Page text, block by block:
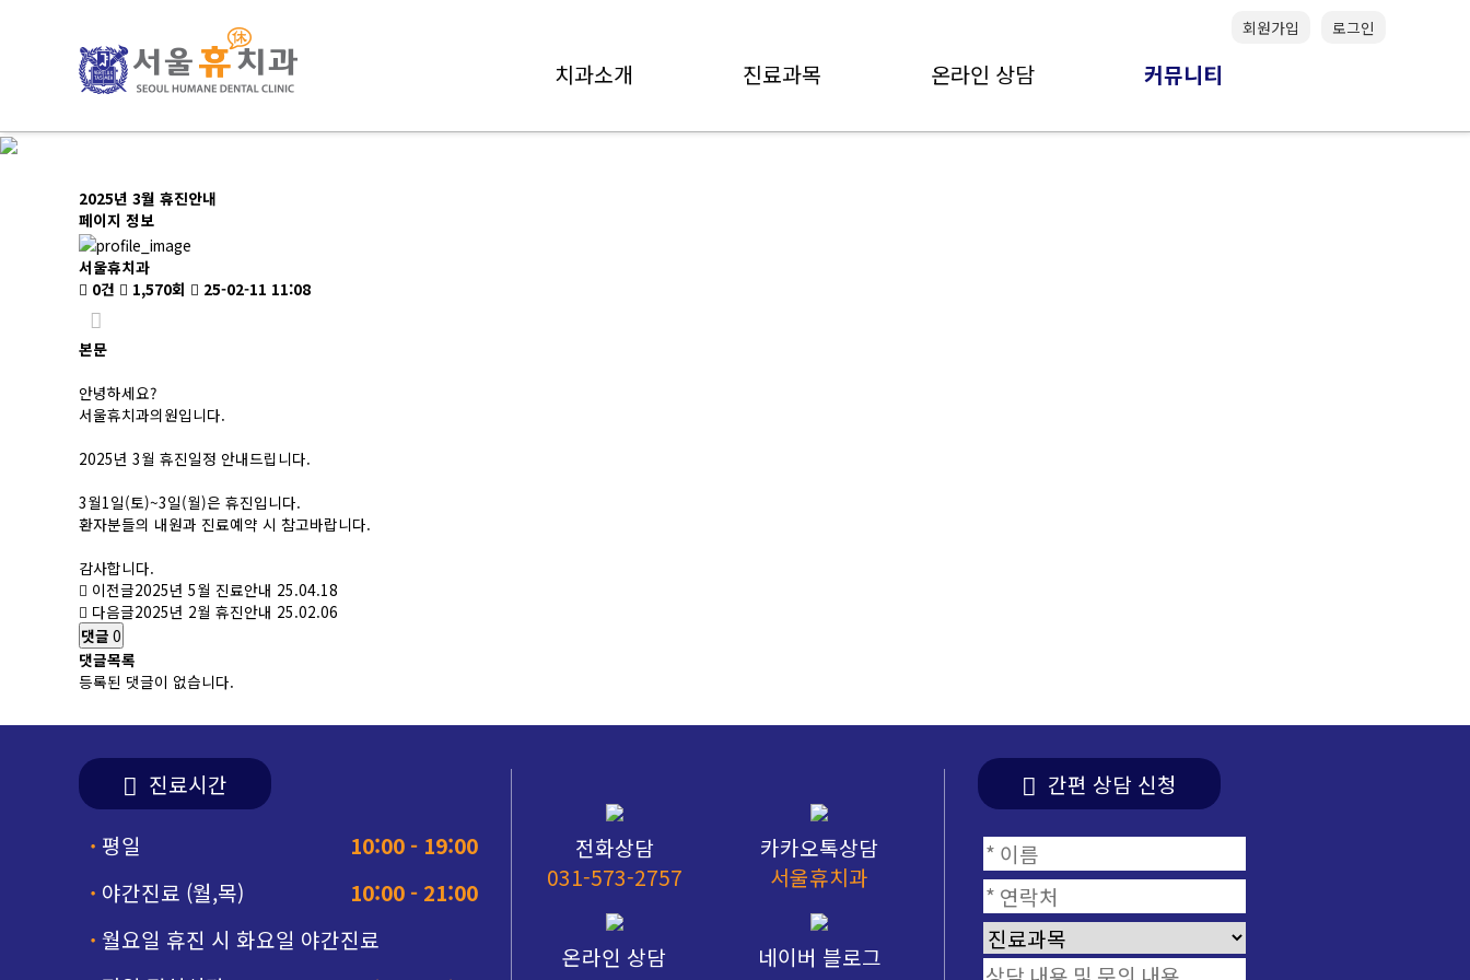
회원가입 로그인
치과소개 진료과목 온라인 상담 커뮤니티
2025년 3월 휴진안내
페이지 정보
서울휴치과
0건
1,570회 25-02-11 11:08
본문
안녕하세요?
서울휴치과의원입니다.
2025년 3월 휴진일정 안내드립니다.
3월1일(토)~3일(월)은 휴진입니다.
환자분들의 내원과 진료예약 시 참고바랍니다.
감사합니다.
이전글2025년 5월 진료안내 25.04.18
다음글2025년 2월 휴진안내 25.02.06
댓글 0
댓글목록
등록된 댓글이 없습니다.
진료시간
· 평일
10:00 - 19:00
· 야간진료 (월,목)
10:00 - 21:00
· 월요일 휴진 시 화요일 야간진료
전화상담
031-573-2757
카카오톡상담
서울휴치과
온라인 상담 네이버 블로그
간편 상담 신청